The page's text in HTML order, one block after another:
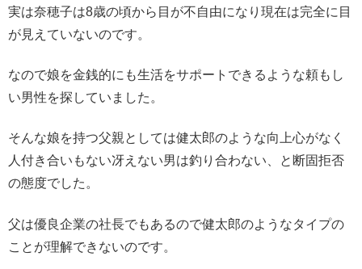
実は奈穂子は8歳の頃から目が不自由になり現在は完全に目
が見えていないのです。
なので娘を金銭的にも生活をサポートできるような頼もし
い男性を探していました。
そんな娘を持つ父親としては健太郎のような向上心がなく
人付き合いもない冴えない男は釣り合わない、と断固拒否
の態度でした。
父は優良企業の社長でもあるので健太郎のようなタイプの
ことが理解できないのです。